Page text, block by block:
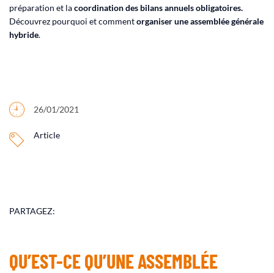
préparation et lacoordination des bilans annuels obligatoires.
Découvrez pourquoi et commentorganiser une assemblée générale
hybride.
26/01/2021
Article
PARTAGEZ:
QU’EST-CE QU’UNE ASSEMBLÉE